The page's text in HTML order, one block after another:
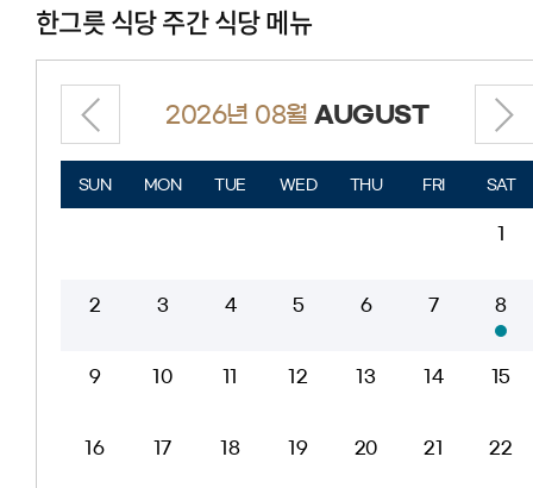
한그릇 식당주간 식당 메뉴
2026년 08월 AUGUST
SUN MON TUE WED THU FRI SAT
2 3 4 5 6 7 8
9 10 12 13 14 15
16 17 18 19 20 21 22